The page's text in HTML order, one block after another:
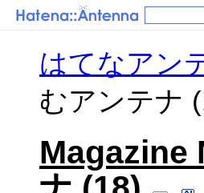
はてなアン
むアンテナ
Magazine